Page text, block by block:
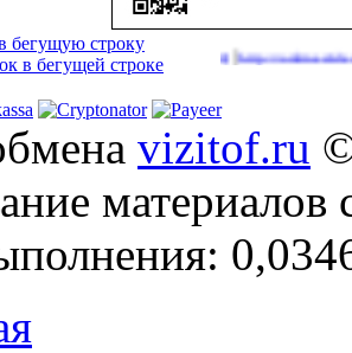
в 2026 году(43) http://onlinevideos.cc/go/
vizitof.ru
материалов